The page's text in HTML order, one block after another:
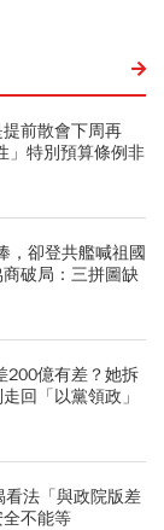
前散會下周再
」特別預算條例非
，卻登共艦喊祖國
破局：三拼圖缺
200億有差？她拆
回「以黨領政」
看法「與政院版差
不能等